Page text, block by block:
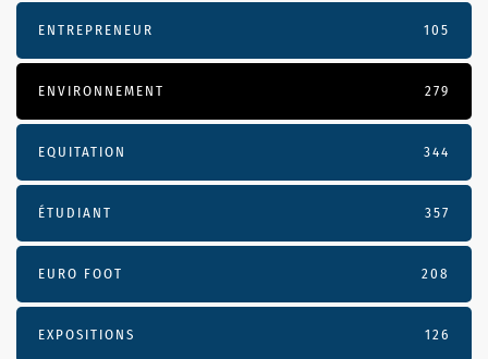
ENTREPRENEUR 105
ENVIRONNEMENT 279
EQUITATION 344
ÉTUDIANT 357
EURO FOOT 208
EXPOSITIONS 126